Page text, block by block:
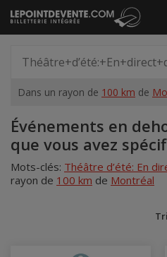
Passer
au
artiste,
Dans un rayon de 100 km de
Accueil
Événements en
que vous avez
Mots-clés: Théâtre d’été: En
rayon de 100 km de Montréal